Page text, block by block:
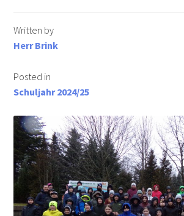
Written by
Herr Brink
Posted in
Schuljahr 2024/25